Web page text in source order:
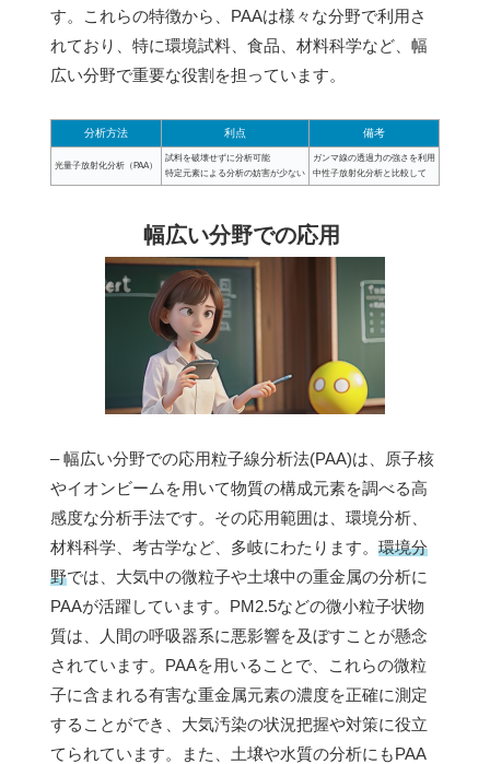
す。これらの特徴から、PAAは様々な分野で利用さ
れており、特に環境試料、食品、材料科学など、幅
広い分野で重要な役割を担っています。
分析方法 利点 備考
光量子放射化分析（PAA）
試料を破壊せずに分析可能
特定元素による分析の妨害が少ない
ガンマ線の透過力の強さを利用
中性子放射化分析と比較して
幅広い分野での応用
– 幅広い分野での応用粒子線分析法(PAA)は、原子核
やイオンビームを用いて物質の構成元素を調べる高
感度な分析手法です。その応用範囲は、環境分析、
材料科学、考古学など、多岐にわたります。 環境分
野では、大気中の微粒子や土壌中の重金属の分析に
PAAが活躍しています。PM2.5などの微小粒子状物
質は、人間の呼吸器系に悪影響を及ぼすことが懸念
されています。PAAを用いることで、これらの微粒
子に含まれる有害な重金属元素の濃度を正確に測定
することができ、大気汚染の状況把握や対策に役立
てられています。また、土壌や水質の分析にもPAA